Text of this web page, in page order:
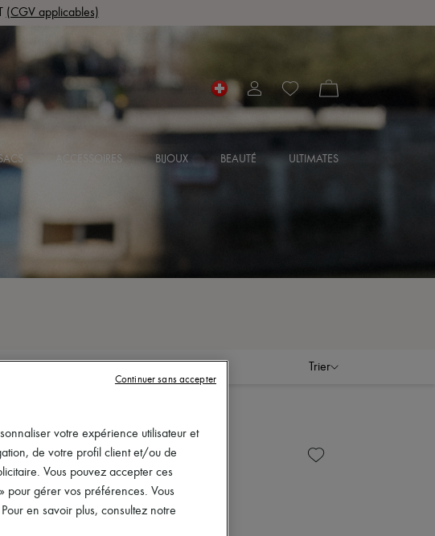
(CGV applicables)
ACCESSOIRES BIJOUX BEAUTÉ ULTIMATES
Trier
votre expérience utilisateur et
de votre profil client et/ou de
Vous pouvez accepter ces
pour gérer vos préférences. Vous
en savoir plus, consultez notre
Continuer sans accepter